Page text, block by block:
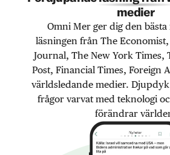
medier
Omni Mer ger dig den
läsningen från The Economist,
Journal, The New York Times,
Post, Financial Times, Foreign
världsledande medier.
frågor varvat med teknologi
förändrar